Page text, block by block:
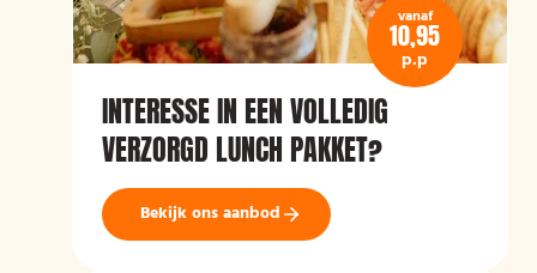
vanaf
10,95
p.p
INTERESSE IN EEN VOLLEDIG
VERZORGD LUNCH PAKKET?
Bekijk ons aanbod